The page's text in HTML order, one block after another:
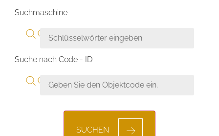
Suchmaschine
Suche nach Code - ID
SUCHEN